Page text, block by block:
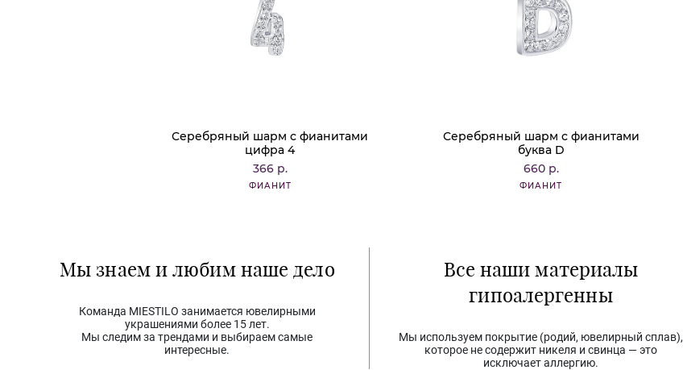
Серебряный шарм с фианитами
цифра 4
366 р.
ФИАНИТ
Серебряный шарм с фианитами
буква D
660 р.
ФИАНИТ
Мы знаем и любим наше дело
Команда MIESTILO занимается ювелирными
украшениями более 15 лет.
Мы следим за трендами и выбираем самые
интересные.
Все наши материалы
гипоалергенны
Мы используем покрытие (родий, ювелирный сплав),
которое не содержит никеля и свинца — это
исключает аллергию.